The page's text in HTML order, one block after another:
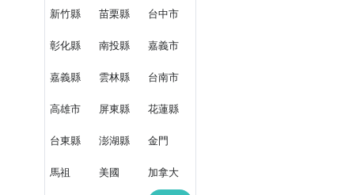
新竹縣 苗栗縣 台中市
彰化縣 南投縣 嘉義市
嘉義縣 雲林縣 台南市
高雄市 屏東縣 花蓮縣
台東縣 澎湖縣 金門
馬祖 美國 加拿大